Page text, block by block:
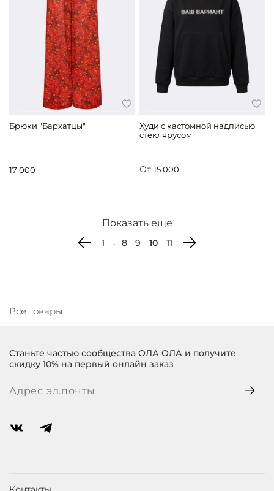
Брюки "Бархатцы"
17 000
Худи с кастомной надписью
стеклярусом
От 15 000
Показать еще
1 … 8 9 10 11
Все товары
Станьте частью сообщества ОЛА ОЛА и получите
скидку 10% на первый онлайн заказ